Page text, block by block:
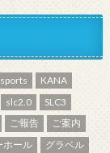
KANA
slc2.0
SLC3
ご報告
ご案内
ホール グラベル